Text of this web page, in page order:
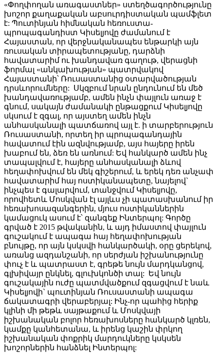
«Փողփողան առագաստներ» ստեղծագործությունը
խոշոր քաղաքական աբսուրդիստական պամֆլետ
է: Պուտինյան հիմնական հեռուստա-
պրոպագանդիստ Կիսելյովը ժամանում է
Հայաստան, որ վերջնականապես ենթարկի այն
ռուսական տիրապետությանը, դարձնի
հավատարիմ ու խանդավառ գաղութ, վերացնի
ֆորմալ «անկախության» պատրվակով
Հայաստանի՝ Ռուսաստանից օտարվածության
դրսևորումները: Սկզբում նրան ընդունում են մեծ
խանդավառությամբ, ամեն ինչն փայլուն առաջ է
գնում, սակայն ժամանակի ընթացքում Կիսելյովը
սկսում է զգալ, որ այստեղ ամեն ինչն
անհասկանալի պատճառով այլ է. ի տարբերություն
Ռուսաստանի, որտեղ իր պրոպագանդային
հավատում էին ազնվությամբ, այս հայերը իրեն
խաբում են, ձեռ են առնում: Եվ հանկարծ ամեն ինչ
տապալվում է, հայերը անհասկանալի ձևով
հեղափոխվում են մեկ գիշերում, և երեկ դեռ անչափ
հավատարիմ հայ ոստիկանապետը, նայելով`
ինչպես է գալարվում, տանջվում Կիսելյովը,
որովհետև Մոսկվան էլ այլևս չի պատասխանում իր
հեռախոսազանգերին, մյուս ոստիկաններին
կամացուկ ասում է՝ զանգեք Ինտերպոլ: Գործը
գրված է 2015 թվականին, և այդ իմաստով փայլուն
գուշակում է ապագա հայ հեղափոխության
բնույթը, որ այն կսկսվի հանկարծակի, օրը ցերեկով,
առանց ազդանշանի, որ սերժյան իշխանությունը
փուչ է և պատրաստ է, գրեթե նույն մարդկանցով,
գլխիվայր ընկնել, գլուխկոնծի տալ: Եվ նույն
գուշակային ուժը պատմվածքում զգացվում է նաև
Կիսելյովի` պուտինյան Ռուսաստանի ապագա
ճակատագրի վերաբերյալ: Ինչ-որ պահից հերիք
կլինի մի թեթև սայթաքում և Մոսկվայի
իշխանական բոլոր հեռախոսները հանկարծ կլռեն,
կամքը կանհետանա, և իրենց կաշին փրկող
իշխանական փոքրիկ մարդուկները կսկսեն
խոշորներին հանձնել Ինտերպոլ: